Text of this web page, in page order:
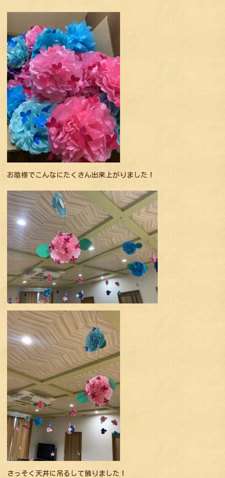
お陰様でこんなにたくさん出来上がりました！
さっそく天井に吊るして飾りました！